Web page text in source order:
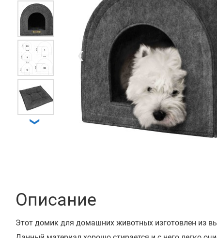
❮
❯
Описание
Этот домик для домашних животных изготовлен из